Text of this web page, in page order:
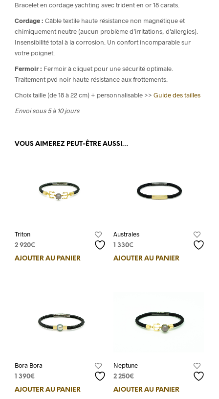
Braceleten cordage yachting avec trident en or 18 carats
Cordage : Câble textile haute résistance non magnétique et
chimiquement neutre (aucun problème d’irritations, d’allergies).
Insensibilité total à la corrosion. Un confort incomparable sur
votre poignet.
Fermoir : Fermoir à cliquet pour une sécurité optimale.
Traitement pvd noir haute résistance aux frottements.
Choix taille (de 18 à 22 cm) + personnalisable >> Guide des tailles
Envoi sous 5 à 10 jours
VOUS AIMEREZ PEUT-ÊTRE AUSSI…
Triton
2 920€
AJOUTER AU PANIER
Australes
1 330€
AJOUTER AU PANIER
Bora Bora
1 390€
AJOUTER AU PANIER
Neptune
2 250€
AJOUTER AU PANIER